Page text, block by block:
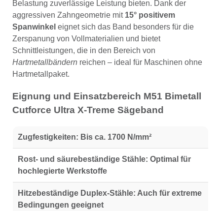
Belastung zuverlässige Leistung bieten. Dank der
aggressiven Zahngeometrie mit 15° positivem
Spanwinkel eignet sich das Band besonders für die
Zerspanung von Vollmaterialien und bietet
Schnittleistungen, die in den Bereich von
Hartmetallbändern reichen – ideal für Maschinen ohne
Hartmetallpaket.
Eignung und Einsatzbereich M51 Bimetall
Cutforce Ultra X-Treme Sägeband
Zugfestigkeiten: Bis ca. 1700 N/mm²
Rost- und säurebeständige Stähle: Optimal für
hochlegierte Werkstoffe
Hitzebeständige Duplex-Stähle: Auch für extreme
Bedingungen geeignet